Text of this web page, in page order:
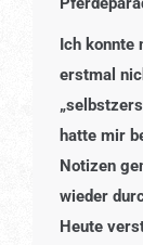
Ich konnte
erstmal
hatte mir
Notizen
wieder
Heute